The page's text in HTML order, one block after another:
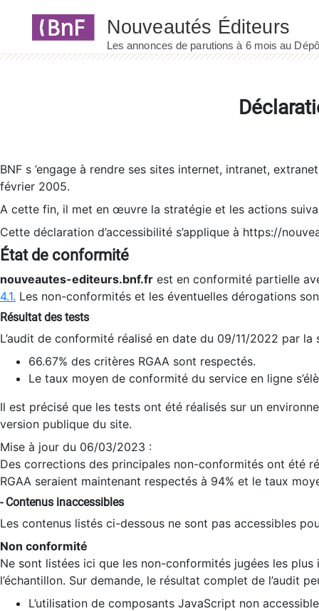
BNF s ’engage à rendre ses sites internet, intranet,
février 2005.
A cette fin, il met en œuvre la stratégie et les actions
Cette déclaration d’accessibilité s’applique à https://
État de conformité
nouveautes-editeurs.bnf.fr est en conformité partielle
4.1. Les non-conformités et les éventuelles dérogations
Résultat des tests
L’audit de conformité réalisé en date du 09/11/2022 par
66.67% des critères RGAA sont respectés.
Le taux moyen de conformité du service en ligne
Il est précisé que les tests ont été réalisés sur un
version publique du site.
Mise à jour du 06/03/2023 :
Des corrections des principales non-conformités ont été
RGAA seraient maintenant respectés à 94% et le taux
- Contenus inaccessibles
Les contenus listés ci-dessous ne sont pas accessibles
Non conformité
Ne sont listées ici que les non-conformités jugées les
l’échantillon. Sur demande, le résultat complet de l’audit
L’utilisation de composants JavaScript non